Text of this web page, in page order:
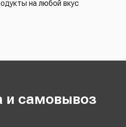
на любой вкус
и самовывоз